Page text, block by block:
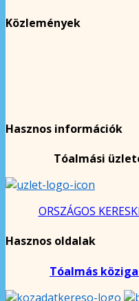
Közlemények
Hasznos információk
Tóalmási
ORSZÁGOS
Hasznos oldalak
Tóalmás